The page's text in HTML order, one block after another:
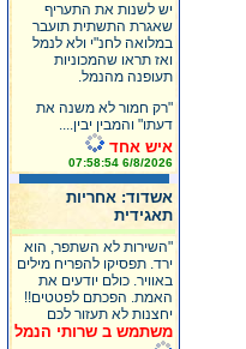
יש לשנות את התעריף
שאגרת התשתית תועבר
במלואה לחנ"י ולא לנמל
ואז תראו שהמכוניות
תעופנה מהנמל.
"רק חמור לא משנה את
דעתו" והמבין יבין....
איש אחד
6/8/2026 07:58:54
אשדוד: אחריות
תאגידית
"השירות לא השתפר, הוא
ירד. תפסיקו להפריח מילים
באוויר. כולם יודעים את
האמת. הפכתם לפטטים!!
יחצנות לא תעזור לכם
משתמש ב שרותי הנמל